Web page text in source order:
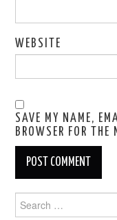
WEBSITE
SAVE MY NAME,
BROWSER FOR
Search
for: